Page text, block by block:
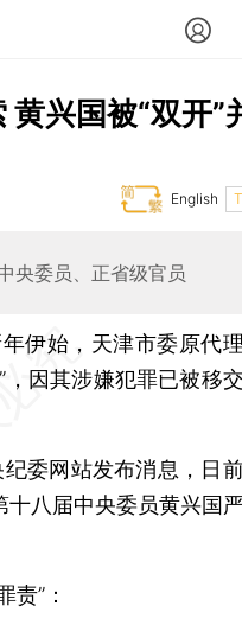
兴国被“双开”
English
央委员、正省级官员
伊始，天津市委原代
，因其涉嫌犯罪已被移
网站发布消息，日前
八届中央委员黄兴国
”：